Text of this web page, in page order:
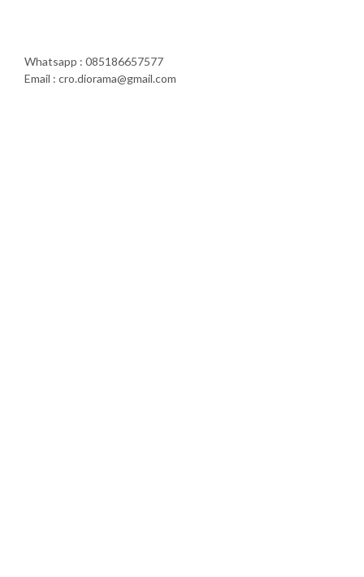
Whatsapp : 085186657577
Email : cro.diorama@gmail.com